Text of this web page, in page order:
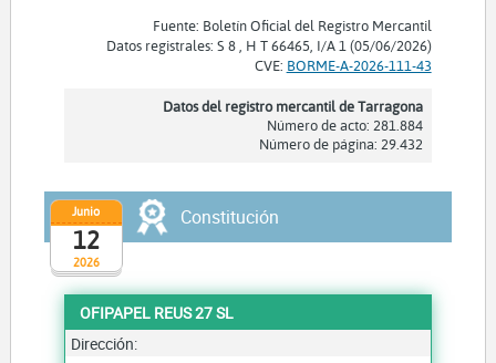
Fuente: Boletín Oficial del Registro Mercantil
Datos registrales: S 8 , H T 66465, I/A 1 (05/06/2026)
CVE: BORME-A-2026-111-43
Datos del registro mercantil de Tarragona
Número de acto: 281.884
Número de página: 29.432
2026
Junio
12
Constitución
OFIPAPEL REUS 27 SL
Dirección: